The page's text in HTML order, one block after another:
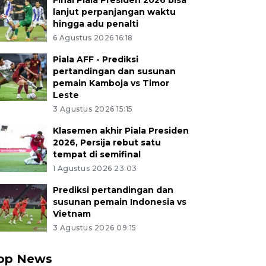
lanjut perpanjangan waktu
hingga adu penalti
6 Agustus 2026 16:18
Piala AFF - Prediksi
pertandingan dan susunan
pemain Kamboja vs Timor
Leste
3 Agustus 2026 15:15
Klasemen akhir Piala Presiden
2026, Persija rebut satu
tempat di semifinal
1 Agustus 2026 23:03
Prediksi pertandingan dan
susunan pemain Indonesia vs
Vietnam
3 Agustus 2026 09:15
News